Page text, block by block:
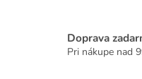
Doprava
Pri nákupe nad